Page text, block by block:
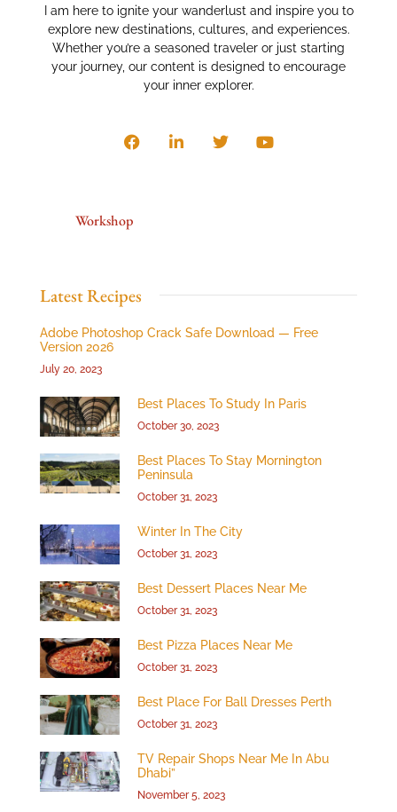
I am here to ignite your wanderlust and inspire you to
explore new destinations, cultures, and experiences.
Whether you’re a seasoned traveler or just starting
your journey, our content is designed to encourage
your inner explorer.
Workshop
Latest Recipes
Adobe Photoshop Crack Safe Download — Free
Version 2026
July 20, 2023
Best Places To Study In Paris
October 30, 2023
Best Places To Stay Mornington
Peninsula
October 31, 2023
Winter In The City
October 31, 2023
Best Dessert Places Near Me
October 31, 2023
Best Pizza Places Near Me
October 31, 2023
Best Place For Ball Dresses Perth
October 31, 2023
TV Repair Shops Near Me In Abu
Dhabi”
November 5, 2023